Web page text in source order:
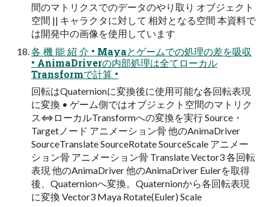
間のマトリクスでのデータのやり取り オブジェクト
空間 || キャラクタに対して 相対となる空間 本資料で
は開発中の画像を使用しています
各 機 能 紹 介 • Mayaとゲームでの処理の差を吸収
• AnimaDriverの内部処理は全てローカル
Transformで計算 •
回転はQuaternionに変換後に使用可能な各回転表現
に変換 • ゲーム側ではオブジェクト空間のマトリク
ス⇔ローカルTransformへの変換を実行 Source・
Targetノード アニメーション骨 他のAnimaDriver
SourceTranslate SourceRotate SourceScale アニメー
ション骨 アニメーション骨 Translate Vector3 各回転
表現 他のAnimaDriver 他のAnimaDriver Eulerを取得
後、Quaternionへ変換。Quaternionから各回転表現
に変換 Vector3 Maya Rotate(Euler) Scale